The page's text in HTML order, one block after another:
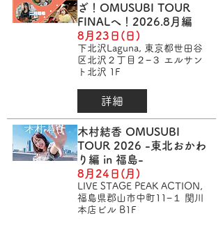
ざ！OMUSUBI TOUR
FINALへ！2026.8月編
8月23日(日)
下北沢Laguna, 東京都世田谷
区北沢２丁目２−３ エルサン
ト北沢 1F
詳細
木村結香 OMUSUBI
TOUR 2026 -東北おかわ
り編 in 福島-
8月24日(月)
LIVE STAGE PEAK ACTION,
福島県郡山市中町11−１ 関川
本店ビル B1F